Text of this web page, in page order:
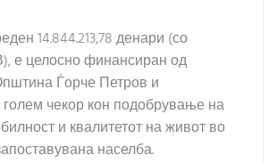
14.844.213,78 денари (со
е целосно финансиран од
Ѓорче Петров и
голем чекор кон подобрување на
и квалитетот на живот во
населба.